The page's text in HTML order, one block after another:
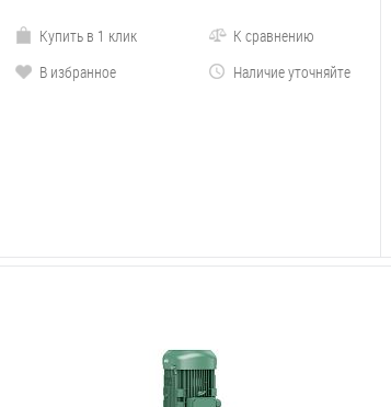
Купить в 1 клик
К сравнению
В избранное
Наличие уточняйте